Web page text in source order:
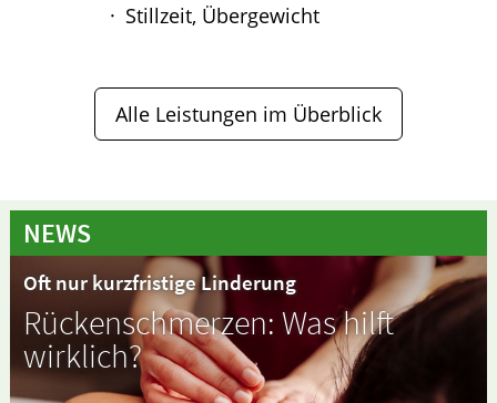
Stillzeit, Übergewicht
Alle Leistungen im Überblick
NEWS
Oft nur kurzfristige Linderung
Rückenschmerzen: Was hilft
wirklich?